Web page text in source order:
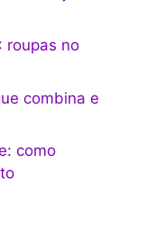
roupas no
combina e
como